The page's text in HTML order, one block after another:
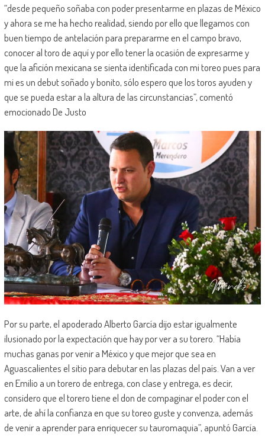
“desde pequeño soñaba con poder presentarme en plazas de México
y ahora se me ha hecho realidad, siendo por ello que llegamos con
buen tiempo de antelación para prepararme en el campo bravo,
conocer al toro de aquí y por ello tener la ocasión de expresarme y
que la afición mexicana se sienta identificada con mi toreo pues para
mi es un debut soñado y bonito, sólo espero que los toros ayuden y
que se pueda estar a la altura de las circunstancias”, comentó
emocionado De Justo
Por su parte, el apoderado Alberto García dijo estar igualmente
ilusionado por la expectación que hay por ver a su torero. “Había
muchas ganas por venir a México y que mejor que sea en
Aguascalientes el sitio para debutar en las plazas del país. Van a ver
en Emilio a un torero de entrega, con clase y entrega, es decir,
considero que el torero tiene el don de compaginar el poder con el
arte, de ahí la confianza en que su toreo guste y convenza, además
de venir a aprender para enriquecer su tauromaquia”, apuntó García.